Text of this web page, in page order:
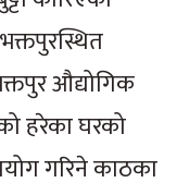
औद्योगिक
हरेका घरको
गरिने काठका